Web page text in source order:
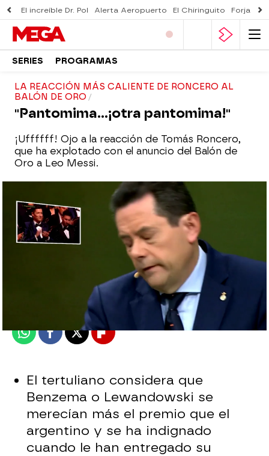
El increíble Dr. Pol Alerta Aeropuerto El Chiringuito Forjado
SERIES PROGRAMAS
LA REACCIÓN MÁS CALIENTE DE RONCERO AL
BALÓN DE ORO
"Pantomima...¡otra pantomima!"
¡Uffffff! Ojo a la reacción de Tomás Roncero,
que ha explotado con el anuncio del Balón de
Oro a Leo Messi.
30 de noviembre de 2021, 02:10
WhatsappFacebook
X Flipboard
El tertuliano considera que
Benzema o Lewandowski se
merecían más el premio que el
argentino y se ha indignado
cuando le han entregado su